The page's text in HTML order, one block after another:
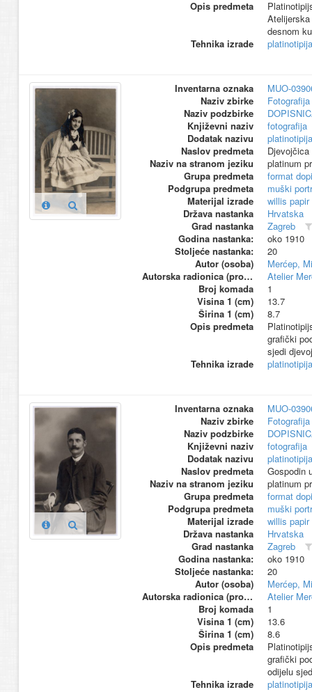
Opis predmeta
desnom
Tehnika izrade
platinotipija
Inventarna oznaka
MUO-
Naziv zbirke
Naziv podzbirke
Književni naziv
fotografija
Dodatak nazivu
platinotipija
Naslov predmeta
Naziv na stranom jeziku
platinum
Grupa predmeta
format
Podgrupa predmeta
muški
Materijal izrade
willis papir
Država nastanka
Hrvatska
Grad nastanka
Zagreb
Godina nastanka:
oko 1910
Stoljeće nastanka:
20
Autor (osoba)
Merćep,
Autorska radionica (proizvođač)
Atelier
Broj komada
1
Visina 1 (cm)
13.7
Širina 1 (cm)
8.7
Opis predmeta
grafički
sjedi
Tehnika izrade
platinotipija
Inventarna oznaka
MUO-
Naziv zbirke
Naziv podzbirke
Književni naziv
fotografija
Dodatak nazivu
platinotipija
Naslov predmeta
Gospodin
Naziv na stranom jeziku
platinum
Grupa predmeta
format
Podgrupa predmeta
muški
Materijal izrade
willis papir
Država nastanka
Hrvatska
Grad nastanka
Zagreb
Godina nastanka:
oko 1910
Stoljeće nastanka:
20
Autor (osoba)
Merćep,
Autorska radionica (proizvođač)
Atelier
Broj komada
1
Visina 1 (cm)
13.6
Širina 1 (cm)
8.6
Opis predmeta
grafički
odijelu
Tehnika izrade
platinotipija